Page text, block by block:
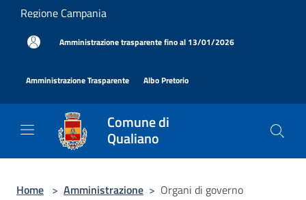
Salta al contenuto principale
Regione Campania
Amministrazione trasparente fino al 13/01/2026
Amministrazione Trasparente Albo Pretorio
Comune di
Qualiano
Home > Amministrazione > Organi di governo